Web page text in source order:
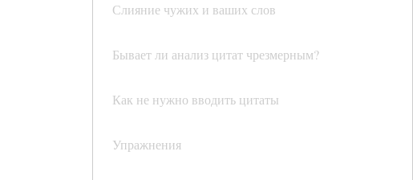
Слияние чужих и ваших слов
Бывает ли анализ цитат чрезмерным?
Как не нужно вводить цитаты
Упражнения